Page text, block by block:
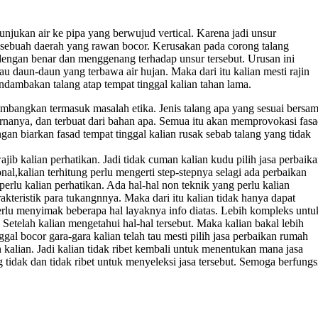
air ke pipa yang berwujud vertical. Karena jadi unsur
daerah yang rawan bocor. Kerusakan pada corong talang
benar dan menggenang terhadap unsur tersebut. Urusan ini
daun-daun yang terbawa air hujan. Maka dari itu kalian mesti rajin
talang atap tempat tinggal kalian tahan lama.
termasuk masalah etika. Jenis talang apa yang sesuai
dan terbuat dari bahan apa. Semua itu akan memprovokasi
biarkan fasad tempat tinggal kalian rusak sebab talang yang tidak
kalian perhatikan. Jadi tidak cuman kalian kudu pilih jasa
terhitung perlu mengerti step-stepnya selagi ada perbaikan
kalian perhatikan. Ada hal-hal non teknik yang perlu kalian
para tukangnnya. Maka dari itu kalian tidak hanya dapat
menyimak beberapa hal layaknya info diatas. Lebih kompleks
kalian mengetahui hal-hal tersebut. Maka kalian bakal lebih
bocor gara-gara kalian telah tau mesti pilih jasa perbaikan rumah
Jadi kalian tidak ribet kembali untuk menentukan mana jasa
dan tidak ribet untuk menyeleksi jasa tersebut. Semoga